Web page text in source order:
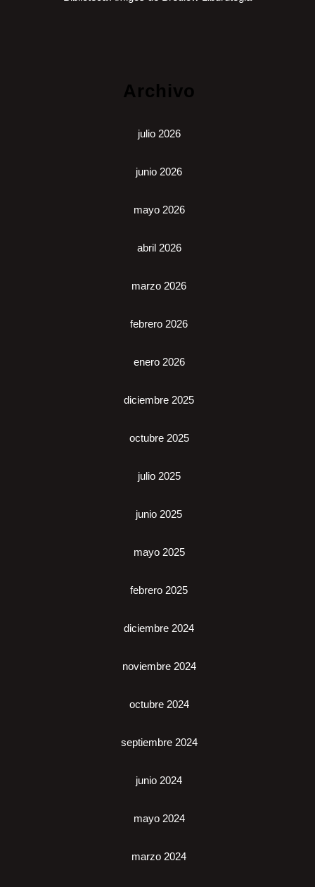
Archivo
julio 2026
junio 2026
mayo 2026
abril 2026
marzo 2026
febrero 2026
enero 2026
diciembre 2025
octubre 2025
julio 2025
junio 2025
mayo 2025
febrero 2025
diciembre 2024
noviembre 2024
octubre 2024
septiembre 2024
junio 2024
mayo 2024
marzo 2024